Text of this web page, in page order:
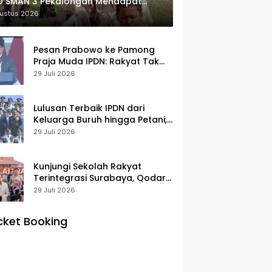
dan Respon Positif Orang
Murid
2026
Pesan Prabowo ke Pamong
Praja Muda IPDN: Rakyat Tak
Butuh Birokrasi Berbelit
29 Juli 2026
Lulusan Terbaik IPDN dari
Keluarga Buruh hingga Petani,
Prabowo: Membanggakan Hati
29 Juli 2026
Kunjungi Sekolah Rakyat
Terintegrasi Surabaya, Qodari:
Fasilitasnya Setara Sekolah
29 Juli 2026
Booking